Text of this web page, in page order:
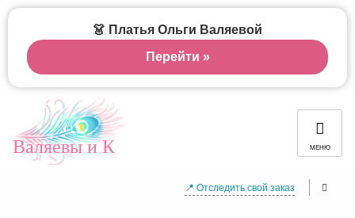
Валяевы и К МЕНЮ
📍 Отследить свой заказ
👗 Платья Ольги Валяевой
Перейти »